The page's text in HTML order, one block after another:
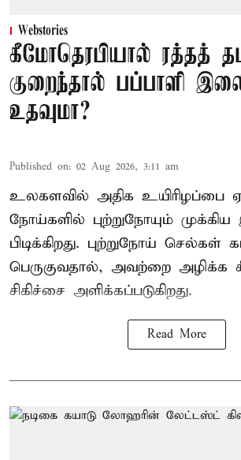
Webstories
கீமோதெரபியால் ரத்தத்
குறைந்தால் பப்பாளி
உதவுமா?
Published on: 02 Aug 2026, 3:11 am
உலகளவில் அதிக உயிரிழப்பை
நோய்களில் புற்றுநோயும்
பிடிக்கிறது. புற்றுநோய் செல்கள்
பெருகுவதால், அவற்றை அழிக்க
சிகிச்சை அளிக்கப்படுகிறது.
Read More